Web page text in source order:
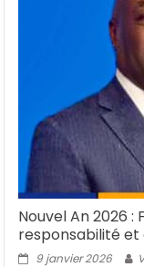
Nouvel An 2026 :
responsabilité et
9 janvier 2026